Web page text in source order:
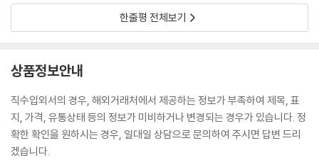
한줄평 전체보기
상품정보안내
직수입외서의 경우, 해외거래처에서 제공하는 정보가 부족하여 제목, 표
지, 가격, 유통상태 등의 정보가 미비하거나 변경되는 경우가 있습니다. 정
확한 확인을 원하시는 경우, 일대일 상담으로 문의하여 주시면 답변 드리
겠습니다.